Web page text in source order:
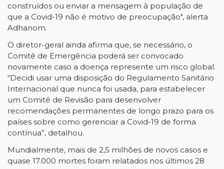
construídos ou enviar a mensagem à população de
que a Covid-19 não é motivo de preocupação", alerta
Adhanom.
O diretor-geral ainda afirma que, se necessário, o
Comitê de Emergência poderá ser convocado
novamente caso a doença represente um risco global.
“Decidi usar uma disposição do Regulamento Sanitário
Internacional que nunca foi usada, para estabelecer
um Comitê de Revisão para desenvolver
recomendações permanentes de longo prazo para os
países sobre como gerenciar a Covid-19 de forma
contínua”, detalhou.
Mundialmente, mais de 2,5 milhões de novos casos e
quase 17.000 mortes foram relatados nos últimos 28